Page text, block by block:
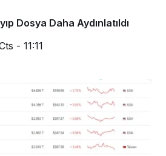
Dosya Daha Aydınlatıldı
- 11:11